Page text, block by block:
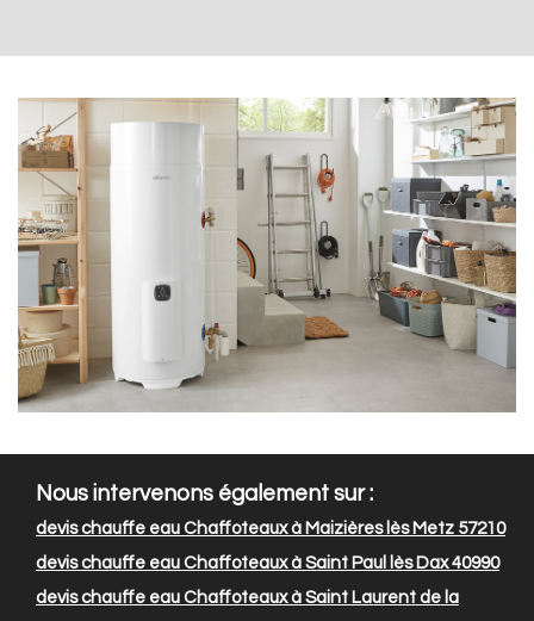
Nous intervenons également sur :
devis chauffe eau Chaffoteaux à Maizières lès Metz 57210
devis chauffe eau Chaffoteaux à Saint Paul lès Dax 40990
devis chauffe eau Chaffoteaux à Saint Laurent de la